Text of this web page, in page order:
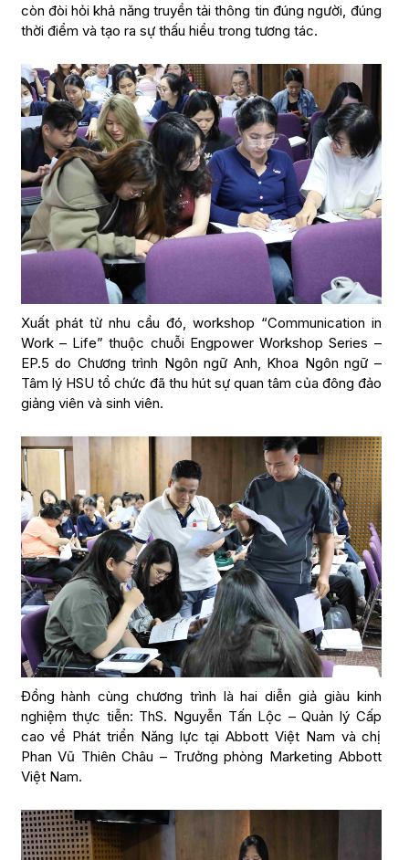
còn đòi hỏi khả năng truyền tải thông tin đúng người, đúng
thời điểm và tạo ra sự thấu hiểu trong tương tác.
Xuất phát từ nhu cầu đó, workshop “Communication in
Work – Life” thuộc chuỗi Engpower Workshop Series –
EP.5 do Chương trình Ngôn ngữ Anh, Khoa Ngôn ngữ –
Tâm lý HSU tổ chức đã thu hút sự quan tâm của đông đảo
giảng viên và sinh viên.
Đồng hành cùng chương trình là hai diễn giả giàu kinh
nghiệm thực tiễn: ThS. Nguyễn Tấn Lộc – Quản lý Cấp
cao về Phát triển Năng lực tại Abbott Việt Nam và chị
Phan Vũ Thiên Châu – Trưởng phòng Marketing Abbott
Việt Nam.